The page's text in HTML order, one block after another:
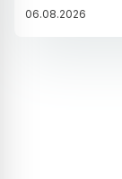
06.08.2026